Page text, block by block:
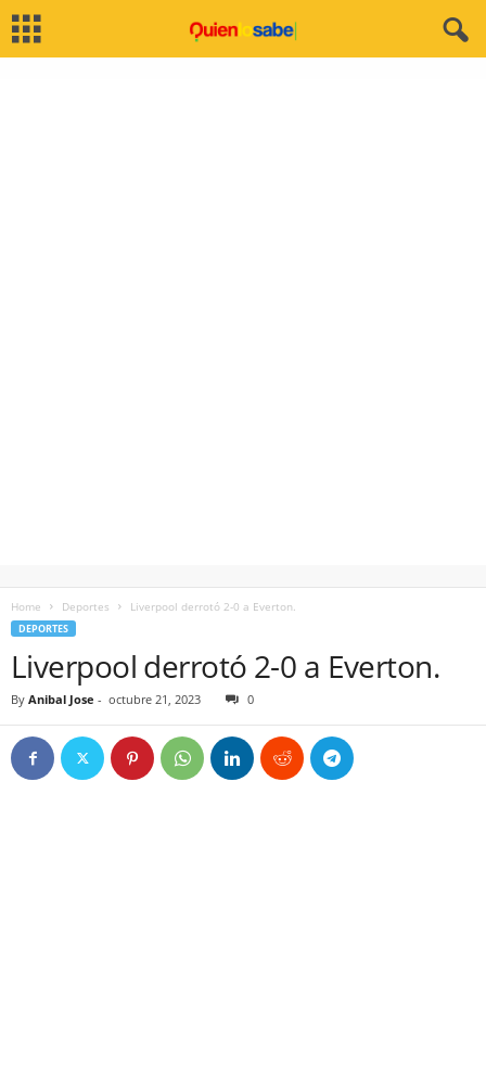
Home Deportes Liverpool derrotó 2-0 a Everton.
DEPORTES
Liverpool derrotó 2-0 a Everton.
By Anibal Jose - octubre 21, 2023 0